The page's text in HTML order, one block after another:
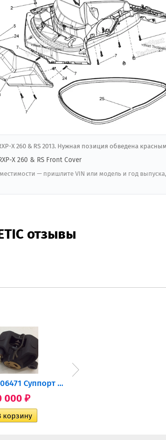
X 260 & RS 2013. Нужная позиция обведена
X 260 & RS Front Cover
— пришлите VIN или модель и год выпуска,
отзывы
2206471 Суппорт тормозной...
000 ₽